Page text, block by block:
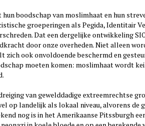
hun boodschap van moslimhaat en hun
groeperingen als Pegida, Identitair
Dat een dergelijke ontwikkeling
door onze overheden. Niet alleen
zich ook onvoldoende beschermd en
moeten komen: moslimhaat wordt
van gewelddadige extreemrechtse
op landelijk als lokaal niveau, alvorens de
nog is in het Amerikaanse Pitssburgh